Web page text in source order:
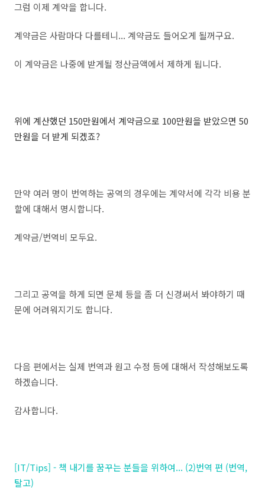
그럼 이제 계약을 합니다.
계약금은 사람마다 다를테니... 계약금도 들어오게 될꺼구요.
이 계약금은 나중에 받게될 정산금액에서 제하게 됩니다.
위에 계산했던 150만원에서 계약금으로 100만원을 받았으면 50
만원을 더 받게 되겠죠?
만약 여러 명이 번역하는 공역의 경우에는 계약서에 각각 비용 분
할에 대해서 명시합니다.
계약금/번역비 모두요.
그리고 공역을 하게 되면 문체 등을 좀 더 신경써서 봐야하기 때
문에 어려워지기도 합니다.
다음 편에서는 실제 번역과 원고 수정 등에 대해서 작성해보도록
하겠습니다.
감사합니다.
[IT/Tips] - 책 내기를 꿈꾸는 분들을 위하여... (2)번역 편 (번역,
탈고)